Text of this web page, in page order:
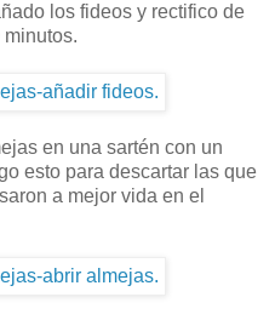
los fideos y rectifico de
en una sartén con un
esto para descartar las que
a mejor vida en el